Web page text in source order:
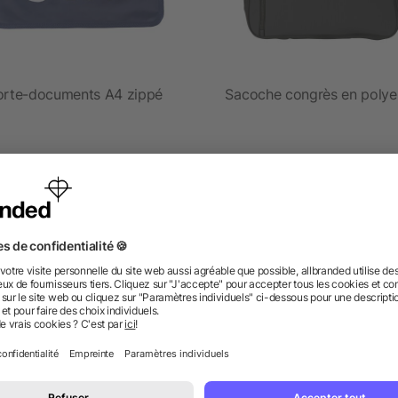
documents A4 zippé Sacoche congrès en
questions ? Nous avons les
ressembler les données d’impression ? allbranded
service pour les créer ?